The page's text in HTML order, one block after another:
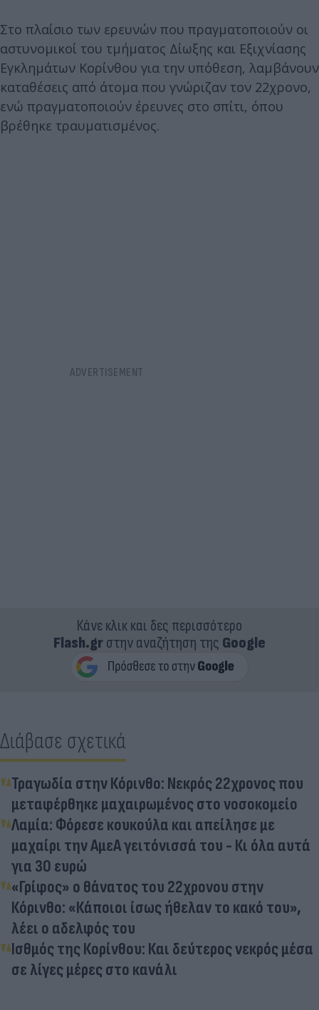
Στο πλαίσιο των ερευνών που πραγματοποιούν οι
αστυνομικοί του τμήματος Δίωξης και Εξιχνίασης
Εγκλημάτων Κορίνθου για την υπόθεση, λαμβάνουν
καταθέσεις από άτομα που γνώριζαν τον 22χρονο,
ενώ πραγματοποιούν έρευνες στο σπίτι, όπου
βρέθηκε τραυματισμένος.
Κάνε κλικ και δες περισσότερο
Flash.grστην αναζήτηση της Google
Διάβασε σχετικά
Τραγωδία στην Κόρινθο: Νεκρός 22χρονος που
μεταφέρθηκε μαχαιρωμένος στο νοσοκομείο
Λαμία: Φόρεσε κουκούλα και απείλησε με
μαχαίρι την ΑμεΑ γειτόνισσά του - Κι όλα αυτά
για 30 ευρώ
«Γρίφος» ο θάνατος του 22χρονου στην
Κόρινθο: «Κάποιοι ίσως ήθελαν το κακό του»,
λέει ο αδελφός του
Ισθμός της Κορίνθου: Και δεύτερος νεκρός μέσα
σε λίγες μέρες στο κανάλι